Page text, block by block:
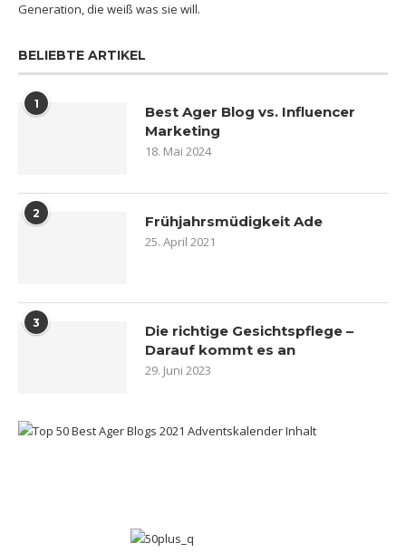
Generation, die weiß was sie will.
BELIEBTE ARTIKEL
1
Best Ager Blog vs. Influencer
Marketing
18. Mai 2024
2 Frühjahrsmüdigkeit Ade
25. April 2021
3
Die richtige Gesichtspflege –
Darauf kommt es an
29. Juni 2023